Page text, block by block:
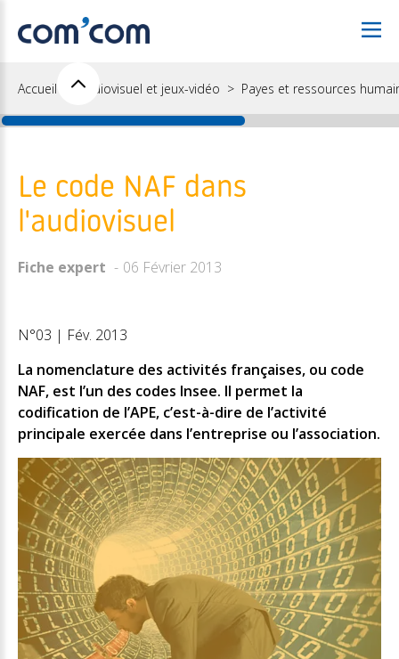
Accueil Audiovisuel et jeux-vidéo Payes et ressources
Le code NAF dans
l'audiovisuel
Fiche expert 06 Février 2013
N°03 | Fév. 2013
La nomenclature des activités françaises, ou code
NAF, est l’un des codes Insee. Il permet la
codification de l’APE, c’est-à-dire de l’activité
principale exercée dans l’entreprise ou l’association.